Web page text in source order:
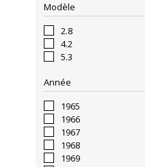
Modèle
2.8
4.2
5.3
Année
1965
1966
1967
1968
1969